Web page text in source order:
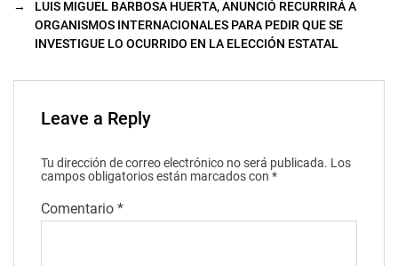
→
LUIS MIGUEL BARBOSA HUERTA, ANUNCIÓ RECURRIRÁ A
ORGANISMOS INTERNACIONALES PARA PEDIR QUE SE
INVESTIGUE LO OCURRIDO EN LA ELECCIÓN ESTATAL
Leave a Reply
Tu dirección de correo electrónico no será publicada. Los
campos obligatorios están marcados con *
Comentario *